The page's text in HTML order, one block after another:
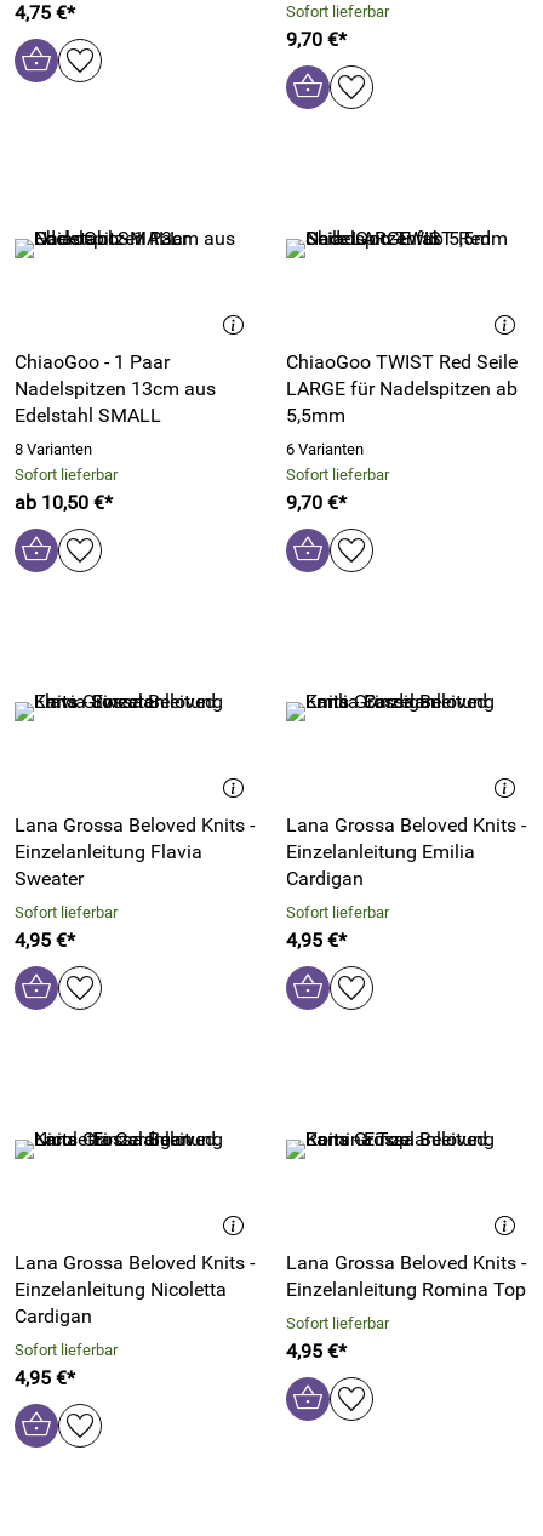
4,75 €*
Sofort lieferbar
9,70 €*
ChiaoGoo - 1 Paar
Nadelspitzen 13cm aus
Edelstahl SMALL
8 Varianten
Sofort lieferbar
ab 10,50 €*
ChiaoGoo TWIST Red Seile
LARGE für Nadelspitzen ab
5,5mm
6 Varianten
Sofort lieferbar
9,70 €*
Lana Grossa Beloved Knits -
Einzelanleitung Flavia
Sweater
Sofort lieferbar
4,95 €*
Lana Grossa Beloved Knits -
Einzelanleitung Emilia
Cardigan
Sofort lieferbar
4,95 €*
Lana Grossa Beloved Knits -
Einzelanleitung Nicoletta
Cardigan
Sofort lieferbar
4,95 €*
Lana Grossa Beloved Knits -
Einzelanleitung Romina Top
Sofort lieferbar
4,95 €*